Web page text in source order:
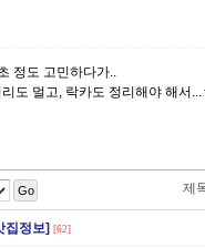
정도 고민하다가..
리도 멀고, 락카도 정리해야 해서...
Go 제
집정보] [62]